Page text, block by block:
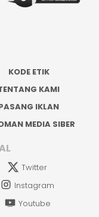
KODE ETIK
KAMI
IKLAN
MEDIA SIBER
Twitter
Instagram
Youtube